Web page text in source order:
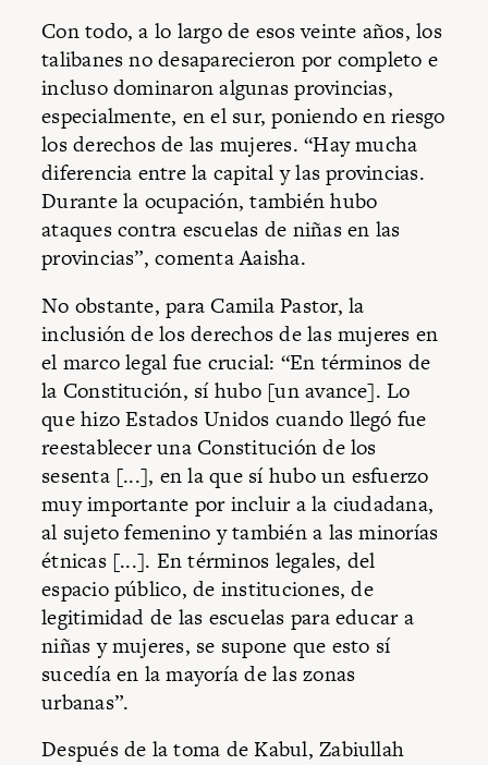
Con todo, a lo largo de esos veinte años, los
talibanes no desaparecieron por completo e
incluso dominaron algunas provincias,
especialmente, en el sur, poniendo en riesgo
los derechos de las mujeres. “Hay mucha
diferencia entre la capital y las provincias.
Durante la ocupación, también hubo
ataques contra escuelas de niñas en las
provincias”, comenta Aaisha.
No obstante, para Camila Pastor, la
inclusión de los derechos de las mujeres en
el marco legal fue crucial: “En términos de
la Constitución, sí hubo [un avance]. Lo
que hizo Estados Unidos cuando llegó fue
reestablecer una Constitución de los
sesenta [...], en la que sí hubo un esfuerzo
muy importante por incluir a la ciudadana,
al sujeto femenino y también a las minorías
étnicas [...]. En términos legales, del
espacio público, de instituciones, de
legitimidad de las escuelas para educar a
niñas y mujeres, se supone que esto sí
sucedía en la mayoría de las zonas
urbanas”.
Después de la toma de Kabul, Zabiullah